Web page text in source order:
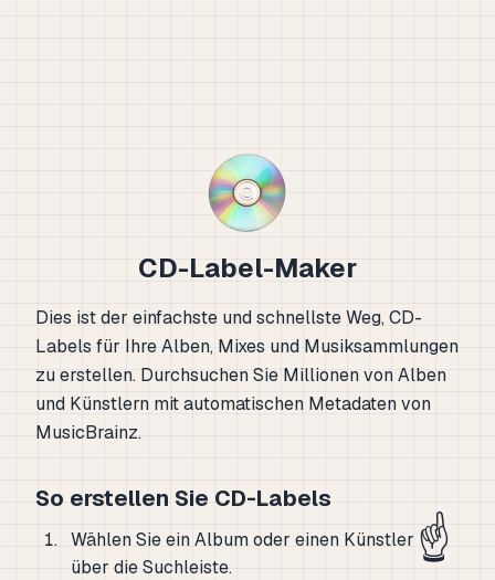
CD-Label-Maker
Dies ist der einfachste und schnellste Weg, CD-
Labels für Ihre Alben, Mixes und Musiksammlungen
zu erstellen. Durchsuchen Sie Millionen von Alben
und Künstlern mit automatischen Metadaten von
MusicBrainz.
So erstellen Sie CD-Labels
Wählen Sie ein Album oder einen Künstler ☝️
über die Suchleiste.